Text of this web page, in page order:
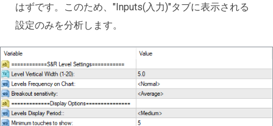
はずです。このため、"Inputs(入力)"タブに表示される
設定のみを分析します。